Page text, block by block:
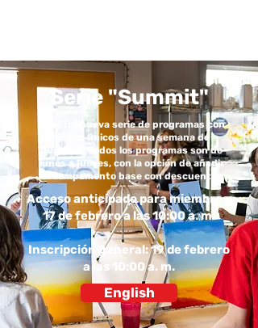
Serie "Summit"
Nuestra nueva serie de programas con
temas únicos de una semana de
duración. Todos los programas son de
lunes a jueves, con la opción de añadir
el campamento base con descuento.
Acceso anticipado para miembros:
17 de febrero a las 10:00 a. m.
Inscripción general: 19 de febrero
a las 10:00 a. m.
English